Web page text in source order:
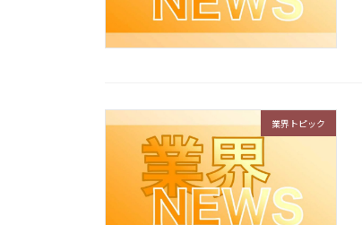
業界トピック